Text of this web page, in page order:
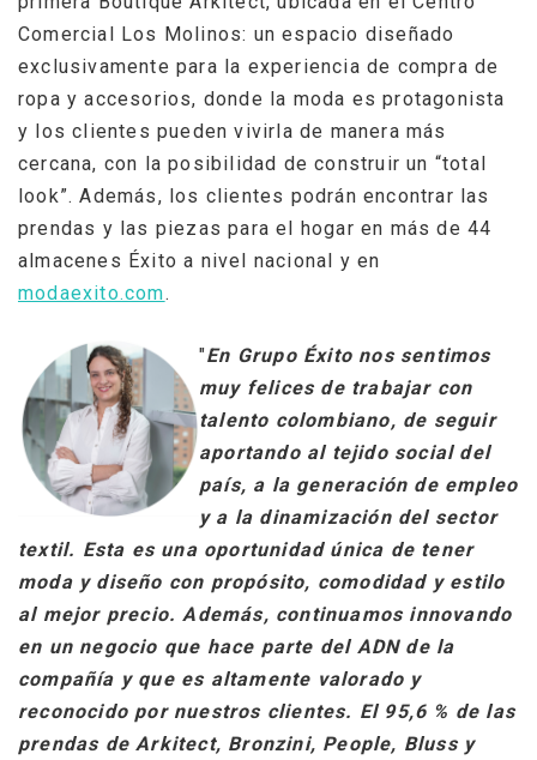
Comercial Los Molinos: un espacio diseñado
exclusivamente para la experiencia de compra de
ropa y accesorios, donde la moda es protagonista
y los clientes pueden vivirla de manera más
cercana, con la posibilidad de construir un “total
look”. Además, los clientes podrán encontrar las
prendas y las piezas para el hogar en más de 44
almacenes Éxito a nivel nacional y en
modaexito.com.
"En Grupo Éxito nos sentimos
muy felices de trabajar con
talento colombiano, de seguir
aportando al tejido social del
país, a la generación de empleo
y a la dinamización del sector
textil. Esta es una oportunidad única de tener
moda y diseño con propósito, comodidad y estilo
al mejor precio. Además, continuamos innovando
en un negocio que hace parte del ADN de la
compañía y que es altamente valorado y
reconocido por nuestros clientes. El 95,6 % de las
prendas deArkitect, Bronzini, People, Bluss y